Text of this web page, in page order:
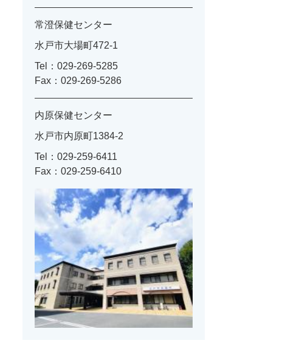
常澄保健センター
水戸市大場町472-1
Tel：029-269-5285
Fax：029-269-5286
内原保健センター
水戸市内原町1384-2
Tel：029-259-6411
Fax：029-259-6410